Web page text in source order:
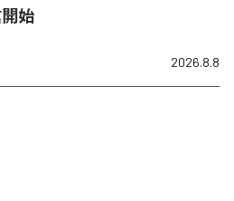
開始
2026.8.8